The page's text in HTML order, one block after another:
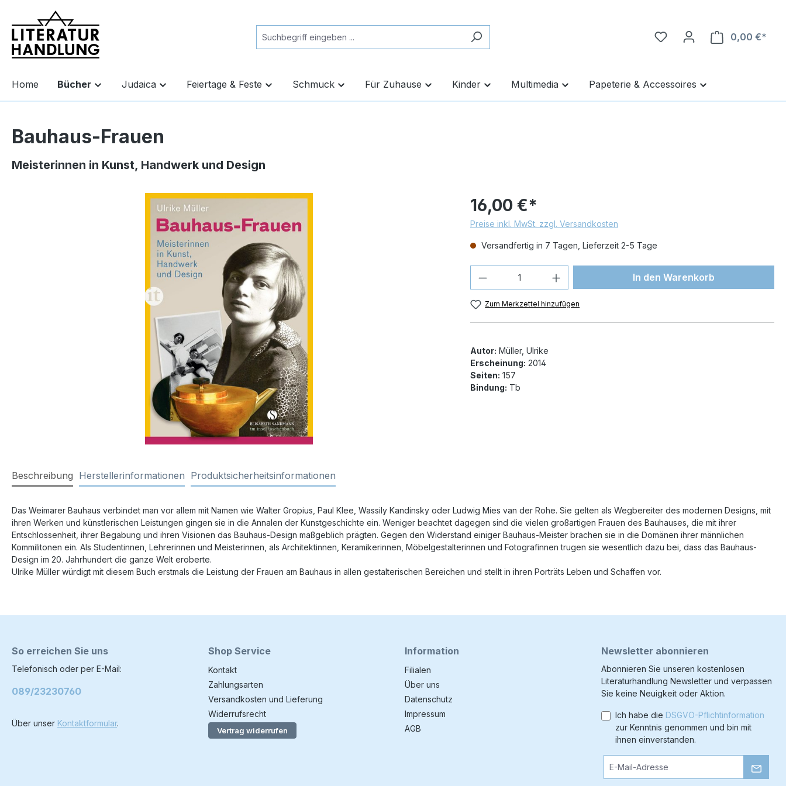
Zur Hauptnavigation springen
0,00 €*
Home Bücher Judaica Feiertage & Feste Schmuck Für Zuhause Kinder Multimedia Papeterie & Accessoires
Bauhaus-Frauen
Meisterinnen in Kunst, Handwerk und Design
16,00 €*
Preise inkl. MwSt. zzgl. Versandkosten
Versandfertig in 7 Tagen, Lieferzeit 2-5 Tage
Produkt Anzahl: Gib den gewünschten Wert
In den Warenkorb
Zum Merkzettel hinzufügen
Autor: Müller, Ulrike
Erscheinung: 2014
Seiten: 157
Bindung: Tb
Beschreibung Herstellerinformationen Produktsicherheitsinformationen
Das Weimarer Bauhaus verbindet man vor allem mit Namen wie Walter Gropius, Paul Klee, Wassily Kandinsky oder Ludwig Mies van der Rohe. Sie gelten als Wegbereiter des modernen Designs, mit
ihren Werken und künstlerischen Leistungen gingen sie in die Annalen der Kunstgeschichte ein. Weniger beachtet dagegen sind die vielen großartigen Frauen des Bauhauses, die mit ihrer
Entschlossenheit, ihrer Begabung und ihren Visionen das Bauhaus-Design maßgeblich prägten. Gegen den Widerstand einiger Bauhaus-Meister brachen sie in die Domänen ihrer männlichen
Kommilitonen ein. Als Studentinnen, Lehrerinnen und Meisterinnen, als Architektinnen, Keramikerinnen, Möbelgestalterinnen und Fotografinnen trugen sie wesentlich dazu bei, dass das Bauhaus-
Design im 20. Jahrhundert die ganze Welt eroberte.
Ulrike Müller würdigt mit diesem Buch erstmals die Leistung der Frauen am Bauhaus in allen gestalterischen Bereichen und stellt in ihren Porträts Leben und Schaffen vor.
So erreichen Sie uns
Telefonisch oder per E-Mail:
089/23230760
Über unser Kontaktformular.
Shop Service
Kontakt
Zahlungsarten
Versandkosten und Lieferung
Widerrufsrecht
Vertrag widerrufen
Information
Filialen
Über uns
Datenschutz
Impressum
AGB
Newsletter abonnieren
Abonnieren Sie unseren kostenlosen
Literaturhandlung Newsletter und verpassen
Sie keine Neuigkeit oder Aktion.
Ich habe die DSGVO-Pflichtinformation
zur Kenntnis genommen und bin mit
ihnen einverstanden.